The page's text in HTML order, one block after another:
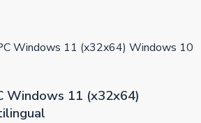
Windows 11 (x32x64) Windows 10
Windows 11 (x32x64)